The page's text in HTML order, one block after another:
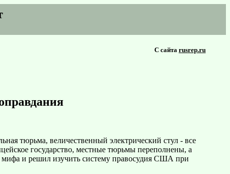
С сайта rusrep.ru
тюрьма, величественный электрический стул - все
государство, местные тюрьмы переполнены, а
мифа и решил изучить систему правосудия США при